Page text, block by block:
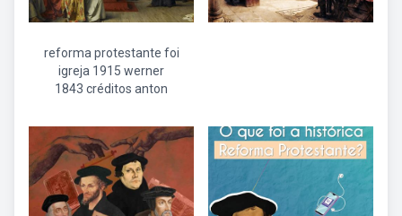
reforma protestante foi
igreja 1915 werner
1843 créditos anton